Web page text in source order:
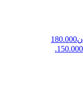
قیمت اصلی: تومان180.000